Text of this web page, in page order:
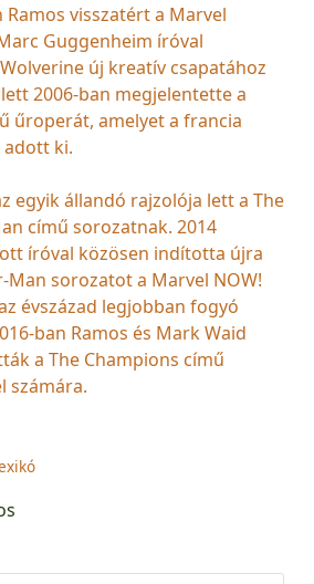
Ramos visszatért a Marvel
Guggenheim íróval
új kreatív csapatához
2006-ban megjelentette a
űroperát, amelyet a francia
adott ki.
egyik állandó rajzolója lett a The
című sorozatnak. 2014
íróval közösen indította újra
Man sorozatot a Marvel NOW!
évszázad legjobban fogyó
ban Ramos és Mark Waid
a The Champions című
számára.